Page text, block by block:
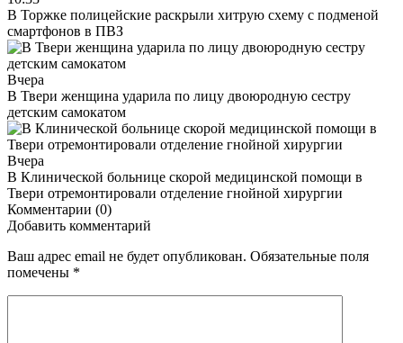
В Торжке полицейские раскрыли хитрую схему с подменой
смартфонов в ПВЗ
Вчера
В Твери женщина ударила по лицу двоюродную сестру
детским самокатом
Вчера
В Клинической больнице скорой медицинской помощи в
Твери отремонтировали отделение гнойной хирургии
Комментарии (0)
Добавить комментарий
Ваш адрес email не будет опубликован. Обязательные поля
помечены *